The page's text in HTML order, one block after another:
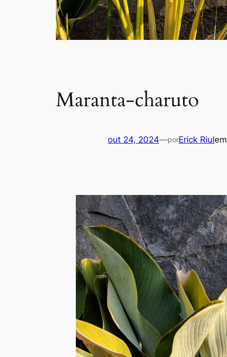
Maranta-charuto
out 24, 2024—porErick Riulem